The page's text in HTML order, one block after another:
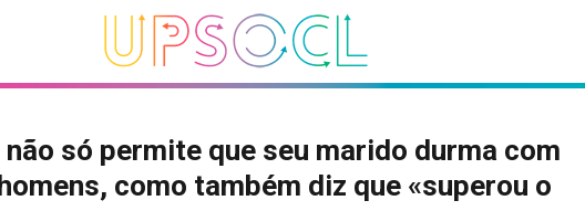
não só permite que seu marido durma com
como também diz que «superou o